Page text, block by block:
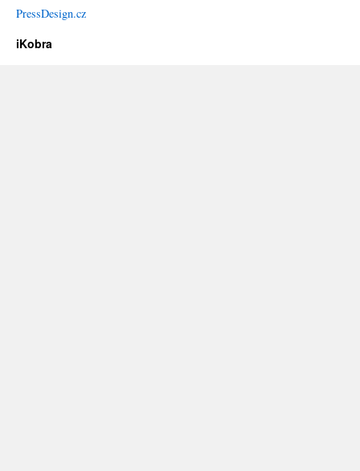
PressDesign.cz
iKobra